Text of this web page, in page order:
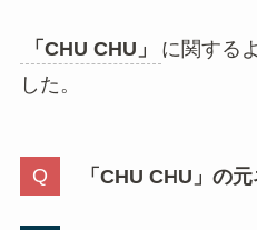
「CHU CHU」
に関する
した。
「CHU CHU」の